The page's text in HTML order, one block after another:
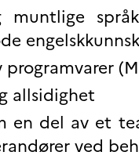
allsidighet
en del av et
ved